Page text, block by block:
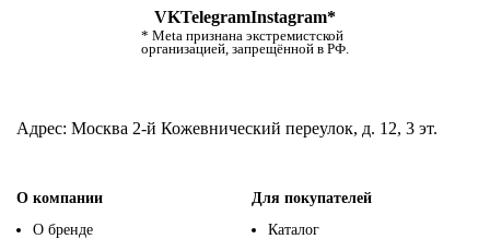
VKTelegramInstagram*
* Meta признана экстремистской
организацией, запрещённой в РФ.
Адрес: Москва 2-й Кожевнический переулок, д. 12, 3 эт.
О компании
О бренде
Для покупателей
Каталог